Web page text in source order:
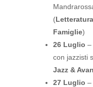
(
Famiglie)
26 Luglio –
con jazzisti
Jazz &
27 Luglio –